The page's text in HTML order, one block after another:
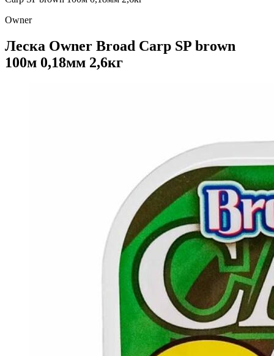
Owner
Леска Owner Broad Carp SP brown
100м 0,18мм 2,6кг